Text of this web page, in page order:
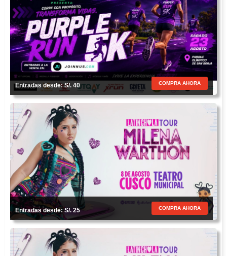
Entradas desde: S/. 40 COMPRA AHORA
Entradas desde: S/. 25 COMPRA AHORA